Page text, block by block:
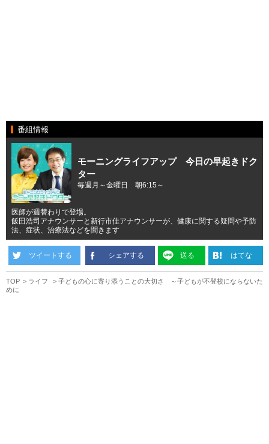
番組情報
モーニングライフアップ 今日の早起きドク
ター
毎週月～金曜日 朝6:15～
医師が週替わりで登場。
飯田浩司アナウンサーと新行市佳アナウンサーが、健康に関する疑問や予防
法、症状、治療法などを聞きます
ツイートする シェアする 送る はてな
TOP ライフ
子どもの心に寄り添うことの大切さ ～子どもが不登校にならないた
めに